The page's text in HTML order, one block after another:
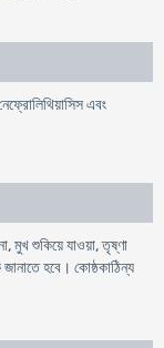
এবং
মুখ শুকিয়ে যাওয়া, তৃষ্ণা
হবে। কোষ্ঠকাঠিন্য